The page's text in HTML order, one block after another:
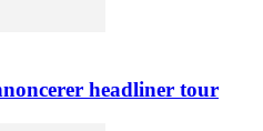
headliner tour